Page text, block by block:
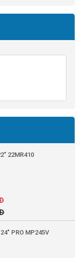
22MR410
PRO MP245V